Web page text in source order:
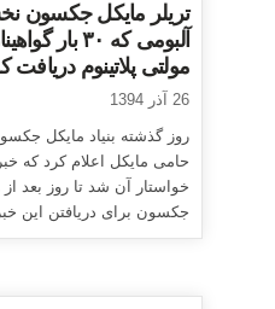
تریلر مایکل جکسون
آلبومی که ۳۰ بار
مولتی پلاتینوم
26 آذر 1394
روز گذشته بنیاد مایکل
حامی مایکل اعلام کرد که
خواستار آن شد تا روز بعد
جکسون برای دریافتن این